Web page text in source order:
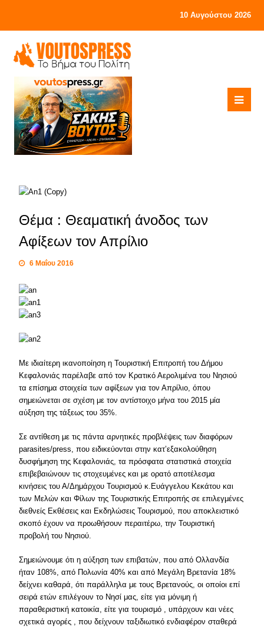
10 Αυγούστου 2026
Θέμα : Θεαματική άνοδος των
Αφίξεων τον Απρίλιο
6 Μαΐου 2016
Με ιδιαίτερη ικανοποίηση η Τουριστική Επιτροπή του Δήμου
Κεφαλονιάς παρέλαβε από τον Κρατικό Αερολιμένα του Νησιού
τα επίσημα στοιχεία των αφίξεων για τον Απρίλιο, όπου
σημειώνεται σε σχέση με τον αντίστοιχο μήνα του 2015 μία
αύξηση της τάξεως του 35%.
Σε αντίθεση με τις πάντα αρνητικές προβλέψεις των διαφόρων
parasites/press, που ειδικεύονται στην κατ’εξακολούθηση
δυσφήμηση της Κεφαλονιάς, τα πρόσφατα στατιστικά στοιχεία
επιβεβαιώνουν τις στοχευμένες και με ορατό αποτέλεσμα
κινήσεις του Α/Δημάρχου Τουρισμού κ.Ευάγγελου Κεκάτου και
των Μελών και Φίλων της Τουριστικής Επιτροπής σε επιλεγμένες
διεθνείς Εκθέσεις και Εκδηλώσεις Τουρισμού, που αποκλειστικό
σκοπό έχουν να προωθήσουν περαιτέρω, την Τουριστική
προβολή του Νησιού.
Σημειώνουμε ότι η αύξηση των επιβατών, που από Ολλανδία
ήταν 108%, από Πολωνία 40% και από Μεγάλη Βρετανία 18%
δείχνει καθαρά, ότι παράλληλα με τους Βρετανούς, οι οποίοι επί
σειρά ετών επιλέγουν το Νησί μας, είτε για μόνιμη ή
παραθεριστική κατοικία, είτε για τουρισμό , υπάρχουν και νέες
σχετικά αγορές , που δείχνουν ταξιδιωτικό ενδιαφέρον σταθερά